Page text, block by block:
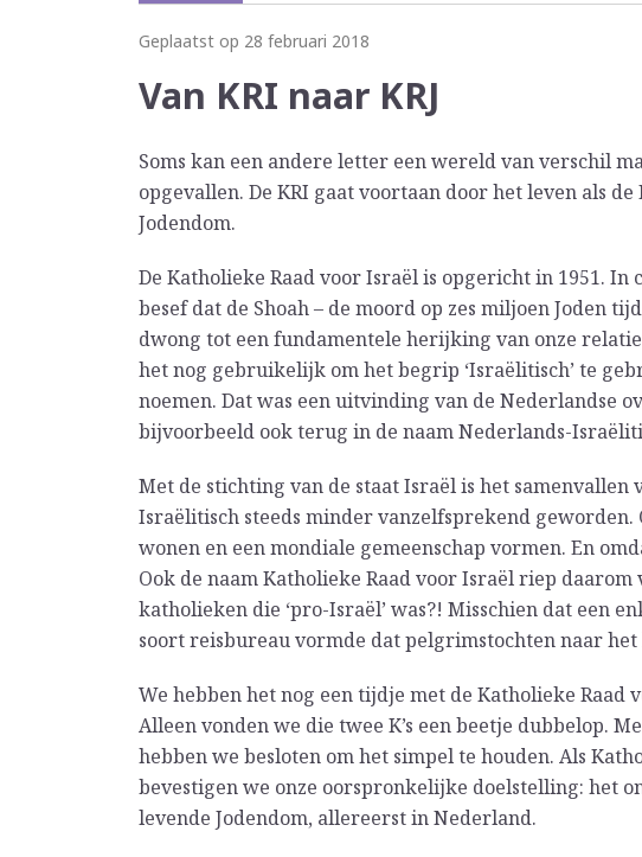
Geplaatst op 28 februari 2018
Van KRI naar KRJ
Soms kan een andere letter een wereld van verschil
opgevallen. De KRI gaat voortaan door het leven als de
Jodendom.
De Katholieke Raad voor Israël is opgericht in 1951.
besef dat de Shoah – de moord op zes miljoen Joden
dwong tot een fundamentele herijking van onze
het nog gebruikelijk om het begrip ‘Israëlitisch’ te
noemen. Dat was een uitvinding van de Nederlandse
bijvoorbeeld ook terug in de naam Nederlands-
Met de stichting van de staat Israël is het samenvallen
Israëlitisch steeds minder vanzelfsprekend geworden.
wonen en een mondiale gemeenschap vormen. En
Ook de naam Katholieke Raad voor Israël riep
katholieken die ‘pro-Israël’ was?! Misschien dat een
soort reisbureau vormde dat pelgrimstochten naar
We hebben het nog een tijdje met de Katholieke Raad
Alleen vonden we die twee K’s een beetje dubbelop.
hebben we besloten om het simpel te houden. Als
bevestigen we onze oorspronkelijke doelstelling: het
levende Jodendom, allereerst in Nederland.